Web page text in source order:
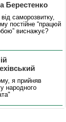
Берестенко
саморозвитку,
постійне “працюй
виснажує?
я прийняв
народного